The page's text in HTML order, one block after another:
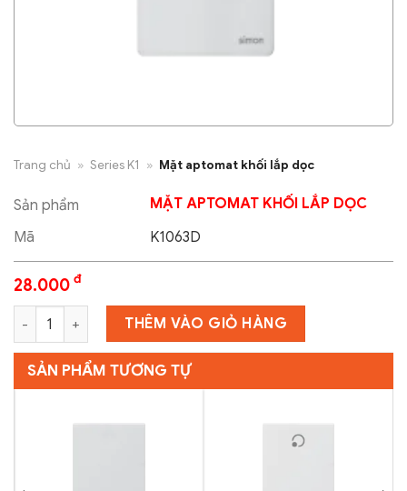
Trang chủ » Series K1 » Mặt aptomat khối lắp dọc
Sản phẩm
MẶT APTOMAT KHỐI LẮP DỌC
Mã
K1063D
28.000 đ
Mặt aptomat khối lắp dọc số lượng
THÊM VÀO GIỎ HÀNG
SẢN PHẨM TƯƠNG TỰ